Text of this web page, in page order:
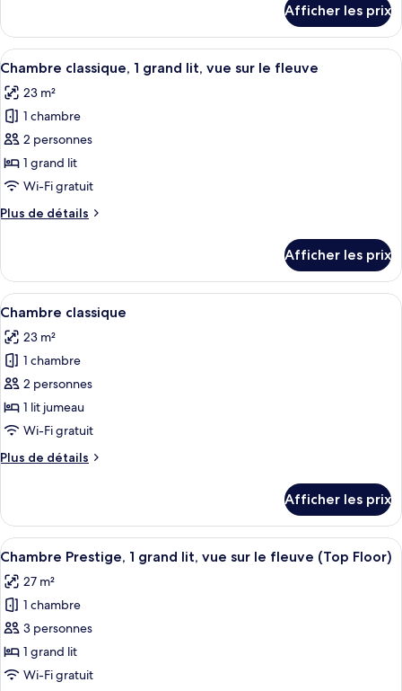
Plusieurs
lits,
vue
sur
le
fleuve
Chambre
Prestige,
Plusieurs
vue
sur
fleuve
Afficher les prix
Afficher
toutes
les
photos
pour
ce
type
chambre :
grand
lit,
vue
sur
le
fleuve
Une chambre d’hôtel avec un
6
Chambre classique, 1 grand lit, vue sur le fleuve
23 m²
1 chambre
2 personnes
1 grand lit
Wi-Fi gratuit
Plus de détails
Plus
Chambre
classique,
1
lit,
vue
le
fleuve
Afficher les prix
Afficher
toutes
les
photos
pour
ce
type
chambre :
Une chambre d’hôtel avec un lit, un
6
Chambre classique
23 m²
1 chambre
2 personnes
1 lit jumeau
Wi-Fi gratuit
Plus de détails
Plus
Chambre
classique
Afficher les prix
Afficher
toutes
les
photos
pour
ce
type
Une chambre d’hôtel dotée d’un
6
Chambre Prestige, 1 grand lit, vue sur le fleuve (Top Floor)
27 m²
1 chambre
3 personnes
1 grand lit
Wi-Fi gratuit